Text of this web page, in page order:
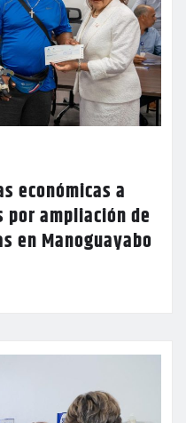
económicas a
ampliación de
en Manoguayabo